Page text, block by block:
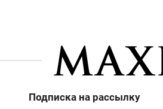
Подписка на рассылку